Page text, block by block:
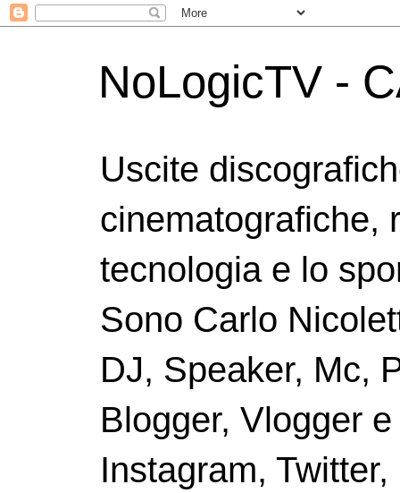
NoLogicTV -
Uscite
cinematografiche,
tecnologia e lo
Sono Carlo
DJ, Speaker, Mc,
Blogger, Vlogger
Instagram,